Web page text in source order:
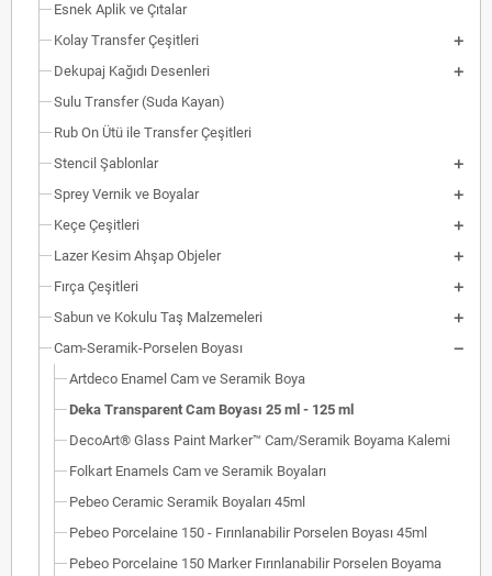
Esnek Aplik ve Çıtalar
Kolay Transfer Çeşitleri
Dekupaj Kağıdı Desenleri
Sulu Transfer (Suda Kayan)
Rub On Ütü ile Transfer Çeşitleri
Stencil Şablonlar
Sprey Vernik ve Boyalar
Keçe Çeşitleri
Lazer Kesim Ahşap Objeler
Fırça Çeşitleri
Sabun ve Kokulu Taş Malzemeleri
Cam-Seramik-Porselen Boyası
Artdeco Enamel Cam ve Seramik Boya
Deka Transparent Cam Boyası 25 ml - 125 ml
DecoArt® Glass Paint Marker™ Cam/Seramik Boyama Kalemi
Folkart Enamels Cam ve Seramik Boyaları
Pebeo Ceramic Seramik Boyaları 45ml
Pebeo Porcelaine 150 - Fırınlanabilir Porselen Boyası 45ml
Pebeo Porcelaine 150 Marker Fırınlanabilir Porselen Boyama